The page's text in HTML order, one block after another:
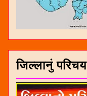
जिल्लानुं परिचय